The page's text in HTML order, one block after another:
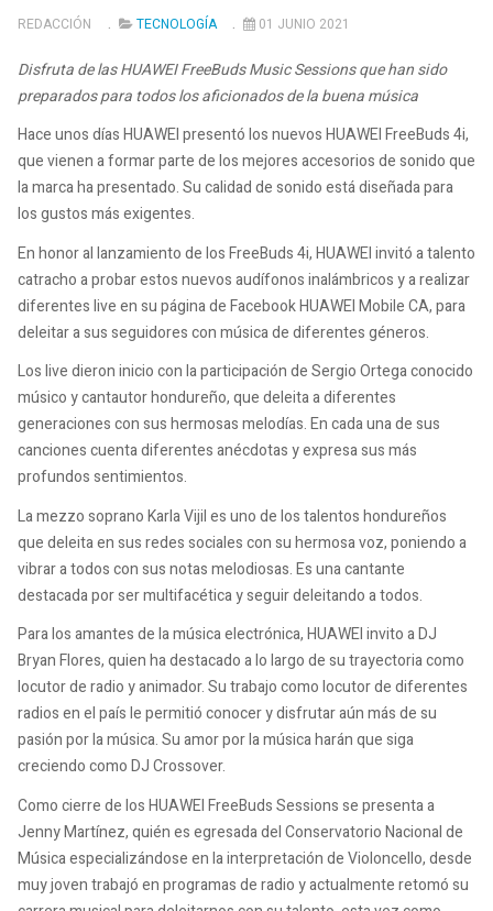
REDACCIÓN TECNOLOGÍA 01 JUNIO 2021
Disfruta de las HUAWEI FreeBuds Music Sessions que han sido
preparados para todos los aficionados de la buena música
Hace unos días HUAWEI presentó los nuevos HUAWEI FreeBuds 4i,
que vienen a formar parte de los mejores accesorios de sonido que
la marca ha presentado. Su calidad de sonido está diseñada para
los gustos más exigentes.
En honor al lanzamiento de los FreeBuds 4i, HUAWEI invitó a talento
catracho a probar estos nuevos audífonos inalámbricos y a realizar
diferentes live en su página de Facebook HUAWEI Mobile CA, para
deleitar a sus seguidores con música de diferentes géneros.
Los live dieron inicio con la participación de Sergio Ortega conocido
músico y cantautor hondureño, que deleita a diferentes
generaciones con sus hermosas melodías. En cada una de sus
canciones cuenta diferentes anécdotas y expresa sus más
profundos sentimientos.
La mezzo soprano Karla Vijil es uno de los talentos hondureños
que deleita en sus redes sociales con su hermosa voz, poniendo a
vibrar a todos con sus notas melodiosas. Es una cantante
destacada por ser multifacética y seguir deleitando a todos.
Para los amantes de la música electrónica, HUAWEI invito a DJ
Bryan Flores, quien ha destacado a lo largo de su trayectoria como
locutor de radio y animador. Su trabajo como locutor de diferentes
radios en el país le permitió conocer y disfrutar aún más de su
pasión por la música. Su amor por la música harán que siga
creciendo como DJ Crossover.
Como cierre de los HUAWEI FreeBuds Sessions se presenta a
Jenny Martínez, quién es egresada del Conservatorio Nacional de
Música especializándose en la interpretación de Violoncello, desde
muy joven trabajó en programas de radio y actualmente retomó su